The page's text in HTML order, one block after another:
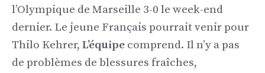
l’Olympique de Marseille 3-0 le week-end
dernier. Le jeune Français pourrait venir pour
Thilo Kehrer, L’équipe comprend. Il n’y a pas
de problèmes de blessures fraîches,